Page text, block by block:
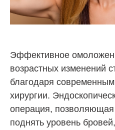
Эффективное
возрастных изменений
благодаря
хирургии.
операция,
поднять уровень